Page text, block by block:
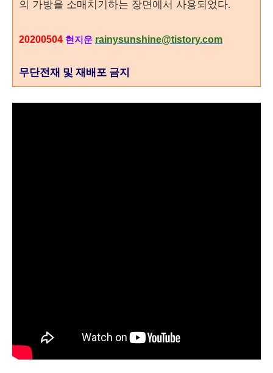
의 가방을 소매치기하는 장면에서 사용되었다.
20200504 현지운 rainysunshine@tistory.com
무단전재 및 재배포 금지